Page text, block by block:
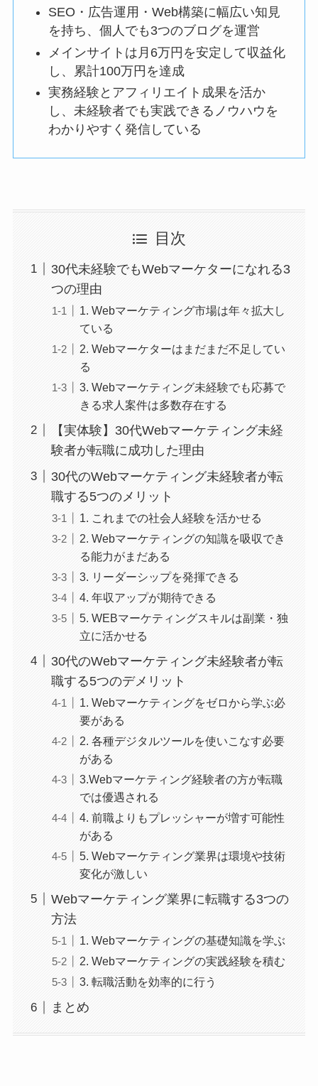
SEO・広告運用・Web構築に幅広い知見
を持ち、個人でも3つのブログを運営
メインサイトは月6万円を安定して収益化
し、累計100万円を達成
実務経験とアフィリエイト成果を活か
し、未経験者でも実践できるノウハウを
わかりやすく発信している
目次
30代未経験でもWebマーケターになれる3
つの理由
1. Webマーケティング市場は年々拡大し
ている
2. Webマーケターはまだまだ不足してい
る
3. Webマーケティング未経験でも応募で
きる求人案件は多数存在する
【実体験】30代Webマーケティング未経
験者が転職に成功した理由
30代のWebマーケティング未経験者が転
職する5つのメリット
1. これまでの社会人経験を活かせる
2. Webマーケティングの知識を吸収でき
る能力がまだある
3. リーダーシップを発揮できる
4. 年収アップが期待できる
5. WEBマーケティングスキルは副業・独
立に活かせる
30代のWebマーケティング未経験者が転
職する5つのデメリット
1. Webマーケティングをゼロから学ぶ必
要がある
2. 各種デジタルツールを使いこなす必要
がある
3.Webマーケティング経験者の方が転職
では優遇される
4. 前職よりもプレッシャーが増す可能性
がある
5. Webマーケティング業界は環境や技術
変化が激しい
Webマーケティング業界に転職する3つの
方法
1. Webマーケティングの基礎知識を学ぶ
2. Webマーケティングの実践経験を積む
3. 転職活動を効率的に行う
まとめ